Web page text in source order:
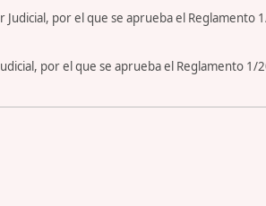
por el que se aprueba el Reglamento
por el que se aprueba el Reglamento